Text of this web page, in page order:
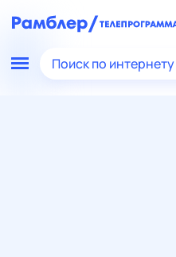
Поиск по интернету